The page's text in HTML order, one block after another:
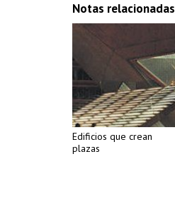
Notas relacionadas
Edificios que crean
plazas